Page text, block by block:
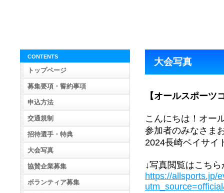
大会写真
【オールスポーツ
こんにちは！オー
参加者のみなさま
2024長崎ベイサイ
↓写真閲覧はこち
https://allsports.jp/
CONTENTS
トップページ
募集要項・誓約事項
申込方法
交通規制
招待選手・特典
大会写真
協賛企業募集
ボランティア募集